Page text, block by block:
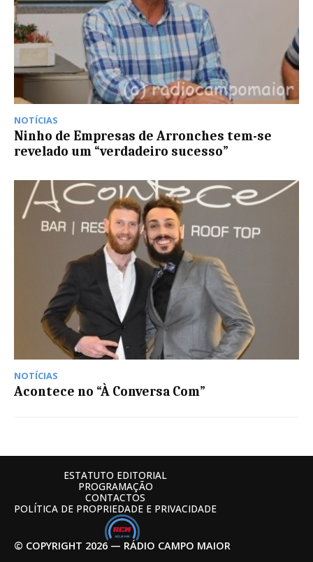
NOTÍCIAS
Ninho de Empresas de Arronches tem-se
revelado um “verdadeiro sucesso”
NOTÍCIAS
Acontece no “À Conversa Com”
© COPYRIGHT 2026 — RÁDIO CAMPO MAIOR
ESTATUTO EDITORIAL
PROGRAMAÇÃO
CONTACTOS
POLÍTICA DE PROPRIEDADE E PRIVACIDADE